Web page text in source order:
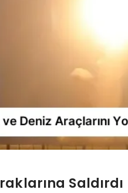
Saldırdı